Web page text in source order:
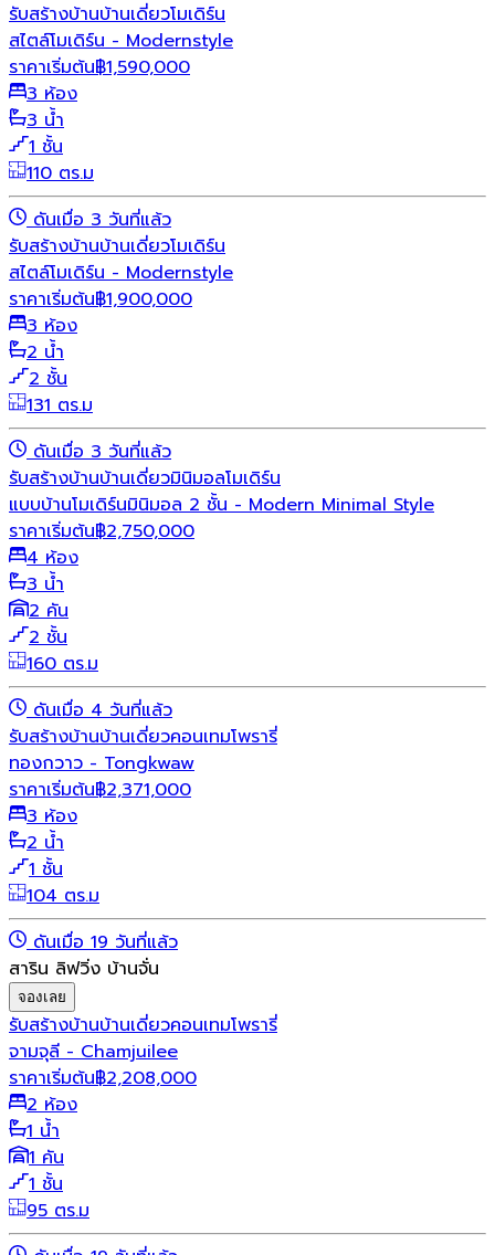
รับสร้างบ้านบ้านเดี่ยวโมเดิร์น
สไตล์โมเดิร์น - Modernstyle
ราคาเริ่มต้น฿1,590,000
3 ห้อง
3 น้ำ
1 ชั้น
110 ตร.ม
ดันเมื่อ 3 วันที่แล้ว
รับสร้างบ้านบ้านเดี่ยวโมเดิร์น
สไตล์โมเดิร์น - Modernstyle
ราคาเริ่มต้น฿1,900,000
3 ห้อง
2 น้ำ
2 ชั้น
131 ตร.ม
ดันเมื่อ 3 วันที่แล้ว
รับสร้างบ้านบ้านเดี่ยวมินิมอลโมเดิร์น
แบบบ้านโมเดิร์นมินิมอล 2 ชั้น - Modern Minimal Style
ราคาเริ่มต้น฿2,750,000
4 ห้อง
3 น้ำ
2 คัน
2 ชั้น
160 ตร.ม
ดันเมื่อ 4 วันที่แล้ว
รับสร้างบ้านบ้านเดี่ยวคอนเทมโพรารี่
ทองกวาว - Tongkwaw
ราคาเริ่มต้น฿2,371,000
3 ห้อง
2 น้ำ
1 ชั้น
104 ตร.ม
ดันเมื่อ 19 วันที่แล้ว
สาริน ลิฟวิ่ง บ้านจั่น
จองเลย
รับสร้างบ้านบ้านเดี่ยวคอนเทมโพรารี่
จามจุลี - Chamjuilee
ราคาเริ่มต้น฿2,208,000
2 ห้อง
1 น้ำ
1 คัน
1 ชั้น
95 ตร.ม